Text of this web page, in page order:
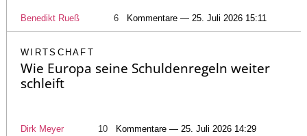
Benedikt Rueß 6 Kommentare — 25. Juli 2026 15:11
WIRTSCHAFT
Wie Europa seine Schuldenregeln weiter
schleift
Dirk Meyer 10 Kommentare — 25. Juli 2026 14:29